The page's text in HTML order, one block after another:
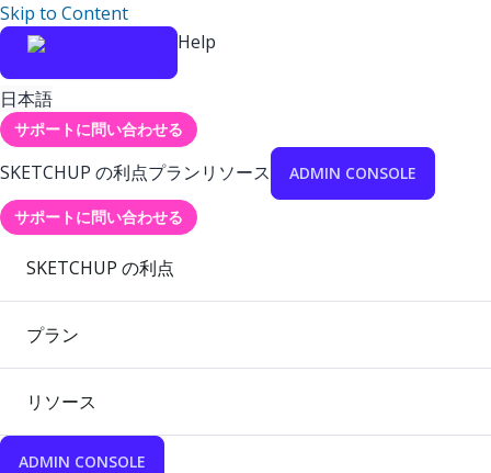
Skip to Content
Help
日本語
サポートに問い合わせる
SKETCHUP の利点プランリソース ADMIN CONSOLE
サポートに問い合わせる
SKETCHUP の利点
プラン
リソース
ADMIN CONSOLE